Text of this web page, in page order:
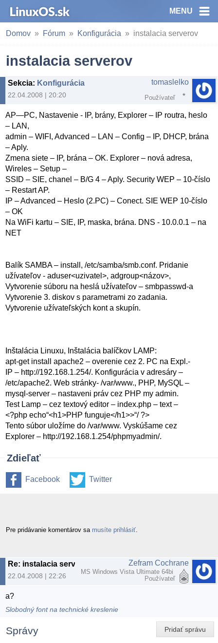
MENU
Domov Fórum Konfigurácia instalacia serverov
instalacia serverov
Sekcia: Konfigurácia
22.04.2008 | 20:20
tomaslelko
Používateľ
AP—PC, Nastavenie - IP, brány, Explorer – IP routra, heslo
– LAN,
admin – WIFI, Advanced – LAN – Config – IP, DHCP, brána
– Aply.
Zmena siete – IP, brána – OK. Explorer – nová adresa,
Wireles – Setup –
SSID – SIE, chanel – B/G 4 – Aply. Security WEP – 10-číslo
– Restart AP.
IP – Advanced – Heslo (2.PC) – Conect. SIE WEP 10-číslo
– OK
Na WiFi kartu – SIE, IP, maska, brána. DNS - 10.0.0.1 – na
NET
Balík SAMBA – install, /etc/samba/smb.conf. Pridanie
užívateľov - aduser<uzivatel>, adgroup<názov>,
Vytvorenie súboru na heslá užívateľov – smbpasswd-a
Vytvorenie 3. diskov s parametrami zo zadania.
Vytvorenie užívateľských kont a skupín.
Inštalácia Linuxu, Inštalácia balíčkov LAMP:
apt-get install apache2 – overenie cez 2. PC na Expl.-
IP – http://192.168.1.254/. Konfigurácia v adresáry –
/etc/apache2. Web stránky- /var/www., PHP, MySQL –
mysql-server – nastaveni práv cez PHP my admin.
Test Lamp – cez textový editor – index.php – text –
<?php echo“<h1>PHP funguje</h1>>“/ ?>
Tento súbor uložíme do /var/www. Vyskúšame cez
Explorer – http://192.168.1.254/phpmyadmin/.
Zdieľať
Facebook Twitter
Pre pridávanie komentárov sa musíte prihlásiť
Re: instalacia serverov
22.04.2008 | 22:26
Zefram Cochrane
MS Windows Vista Ultimate 64bi
Používateľ
a?
Slobodný font na technické kreslenie
Pridať správu
Správy